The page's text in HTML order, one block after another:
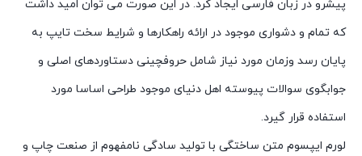
پیشرو در زبان فارسی ایجاد کرد. در این صورت می توان امید داشت
که تمام و دشواری موجود در ارائه راهکارها و شرایط سخت تایپ به
پایان رسد وزمان مورد نیاز شامل حروفچینی دستاوردهای اصلی و
جوابگوی سوالات پیوسته اهل دنیای موجود طراحی اساسا مورد
استفاده قرار گیرد.
لورم ایپسوم متن ساختگی با تولید سادگی نامفهوم از صنعت چاپ و